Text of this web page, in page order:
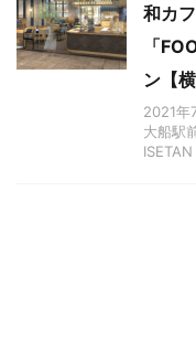
和カ
「
ン【
2021年
大船駅